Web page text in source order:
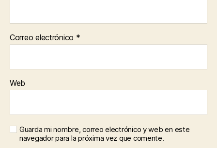
Correo electrónico *
Web
Guarda mi nombre, correo electrónico y web en este
navegador para la próxima vez que comente.